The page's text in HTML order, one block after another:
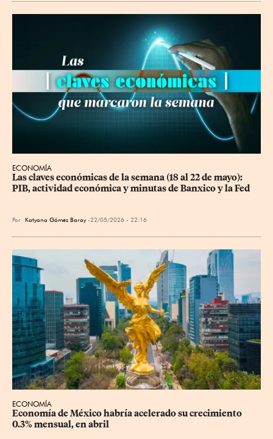
ECONOMÍA
Las claves económicas de la semana (18 al 22 de mayo):
PIB, actividad económica y minutas de Banxico y la Fed
Por Katyana Gómez Baray 22/05/2026 - 22:16
ECONOMÍA
Economía de México habría acelerado su crecimiento
0.3% mensual, en abril